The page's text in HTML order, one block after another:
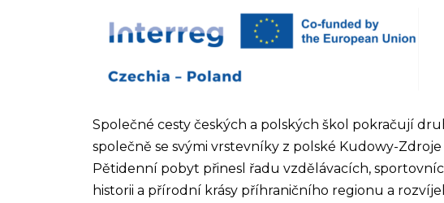
Společné cesty českých a polských škol pokračují
společně se svými vrstevníky z polské Kudowy-
Pětidenní pobyt přinesl řadu vzdělávacích,
historii a přírodní krásy příhraničního regionu a